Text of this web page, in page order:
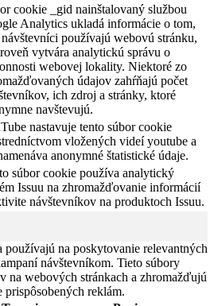
cookie _gid nainštalovaný službou
Analytics ukladá informácie o tom,
používajú webovú stránku,
vytvára analytickú správu o
webovej lokality. Niektoré zo
údajov zahŕňajú počet
ich zdroj a stránky, ktoré
navštevujú.
nastavuje tento súbor cookie
vložených videí youtube a
anonymné štatistické údaje.
súbor cookie používa analytický
Issuu na zhromažďovanie informácií
návštevníkov na produktoch Issuu.
používajú na poskytovanie relevantných
návštevníkom. Tieto súbory
na webových stránkach a zhromažďujú
reklám.